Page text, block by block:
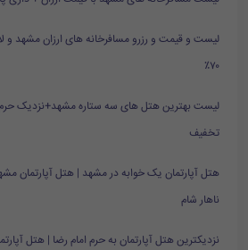
لیست و قیمت و رزرو مسافرخانه های ارزان مشهد و
۷۰٪
تخفیف
هتل آپارتمان یک خوابه در مشهد | هتل آپارتمان
ناهار شام
نزدیکترین هتل آپارتمان به حرم امام رضا | هتل